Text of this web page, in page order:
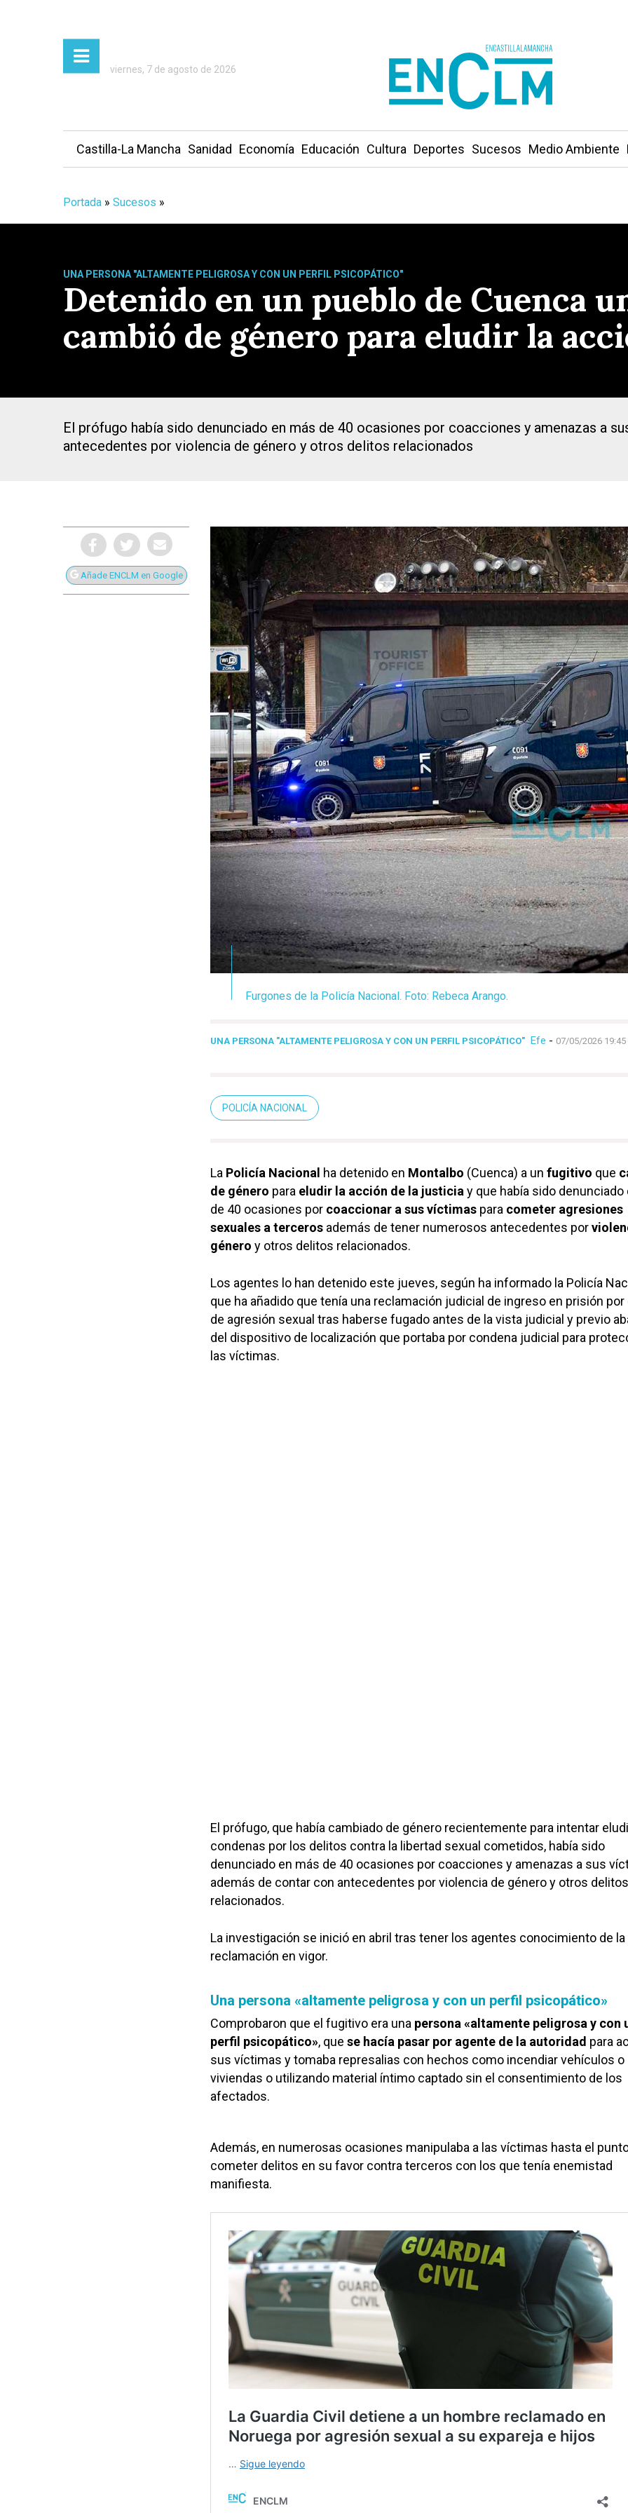
Presiona Intro para buscar o ESC para cerrar
viernes, 7 de agosto de 2026
Castilla-La Mancha Sanidad Economía Educación Cultura Deportes Sucesos Medio Ambiente
Portada » Sucesos »
UNA PERSONA "ALTAMENTE PELIGROSA Y CON UN PERFIL PSICOPÁTICO"
Detenido en un pueblo de Cuenca
cambió de género para eludir la
El prófugo había sido denunciado en más de 40 ocasiones por coacciones y amenazas a
antecedentes por violencia de género y otros delitos relacionados
Añade ENCLM en Google
Furgones de la Policía Nacional. Foto: Rebeca Arango.
UNA PERSONA "ALTAMENTE PELIGROSA Y CON UN PERFIL PSICOPÁTICO" Efe - 07/05/2026 19:45
POLICÍA NACIONAL
La Policía Nacional ha detenido en Montalbo (Cuenca) a un fugitivo que
de género para eludir la acción de la justicia y que había sido denunciado
de 40 ocasiones por coaccionar a sus víctimas para cometer agresiones
sexuales a terceros además de tener numerosos antecedentes por
género y otros delitos relacionados.
Los agentes lo han detenido este jueves, según ha informado la Policía
que ha añadido que tenía una reclamación judicial de ingreso en prisión
de agresión sexual tras haberse fugado antes de la vista judicial y previo
del dispositivo de localización que portaba por condena judicial para
las víctimas.
El prófugo, que había cambiado de género recientemente para intentar
condenas por los delitos contra la libertad sexual cometidos, había sido
denunciado en más de 40 ocasiones por coacciones y amenazas a sus
además de contar con antecedentes por violencia de género y otros delitos
relacionados.
La investigación se inició en abril tras tener los agentes conocimiento de la
reclamación en vigor.
Una persona «altamente peligrosa y con un perfil psicopático»
Comprobaron que el fugitivo era una persona «altamente peligrosa y con
perfil psicopático», que se hacía pasar por agente de la autoridad para
sus víctimas y tomaba represalias con hechos como incendiar vehículos o
viviendas o utilizando material íntimo captado sin el consentimiento de los
afectados.
Además, en numerosas ocasiones manipulaba a las víctimas hasta el
cometer delitos en su favor contra terceros con los que tenía enemistad
manifiesta.